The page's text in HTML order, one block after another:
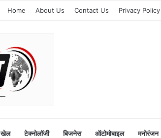
Home About Us Contact Us Privacy Policy
खेल टेक्नोलॉजी बिजनेस ऑटोमोबाइल मनोरंजन